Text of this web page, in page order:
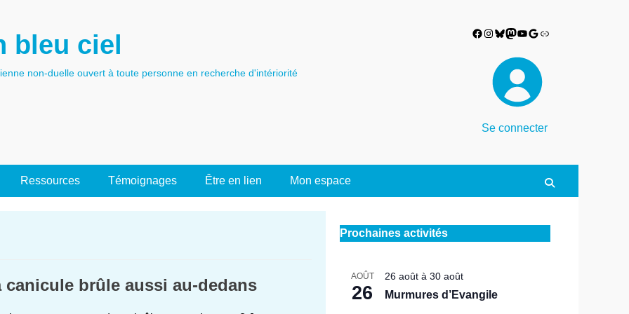
bleu ciel
non-duelle ouvert à toute personne en recherche d'intériorité
Facebook
Instagram
Bluesky
Mastodon
YouTube
Google
Lien
Se connecter
Ressources Témoignages Être en lien Mon espace
canicule brûle aussi au-dedans
Prochaines activités
AOÛT
26
26 août à 30 août
Murmures d’Evangile